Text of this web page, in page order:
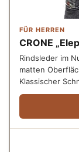
FÜR HERREN
CRONE
Rindsleder im
matten
Klassischer